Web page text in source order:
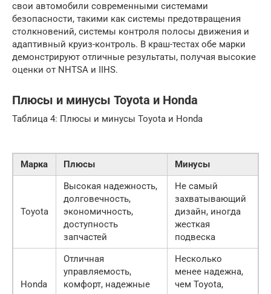
свои автомобили современными системами
безопасности, такими как системы предотвращения
столкновений, системы контроля полосы движения и
адаптивный круиз-контроль. В краш-тестах обе марки
демонстрируют отличные результаты, получая высокие
оценки от NHTSA и IIHS.
Плюсы и минусы Toyota и Honda
Таблица 4: Плюсы и минусы Toyota и Honda
Марка Плюсы Минусы
Toyota
Высокая надежность,
долговечность,
экономичность,
доступность
запчастей
Не самый
захватывающий
дизайн, иногда
жесткая
подвеска
Honda
Отличная
управляемость,
комфорт, надежные
Несколько
менее надежна,
чем Toyota,